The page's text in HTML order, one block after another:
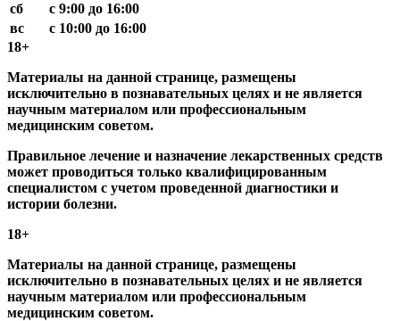
сб
с 9:00 до 16:00
вс
с 10:00 до 16:00
18+
Материалы на данной странице, размещены
исключительно в познавательных целях и не является
научным материалом или профессиональным
медицинским советом.
Правильное лечение и назначение лекарственных средств
может проводиться только квалифицированным
специалистом с учетом проведенной диагностики и
истории болезни.
18+
Материалы на данной странице, размещены
исключительно в познавательных целях и не является
научным материалом или профессиональным
медицинским советом.